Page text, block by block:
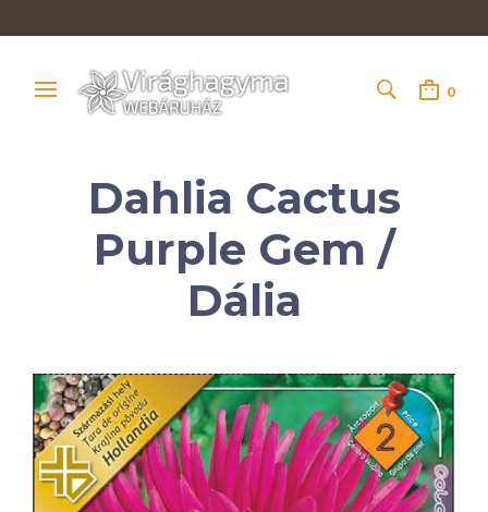
0
Dahlia Cactus
Purple Gem /
Dália